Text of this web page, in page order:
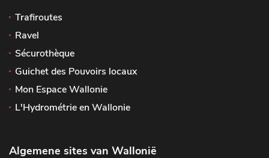
Trafiroutes
Ravel
Sécurothèque
Guichet des Pouvoirs locaux
Mon Espace Wallonie
L'Hydrométrie en Wallonie
Algemene sites van Wallonië